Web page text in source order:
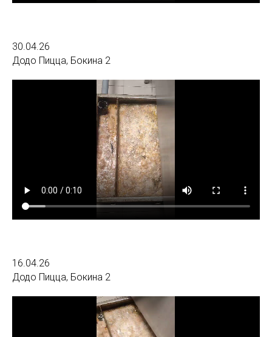
30.04.26
Додо Пицца, Бокина 2
16.04.26
Додо Пицца, Бокина 2